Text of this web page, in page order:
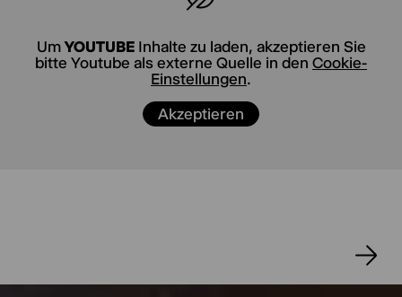
Jelineks jüngstes Werk Asche ist ein zutiefst
geliebten Weggefährten, über Trauer und
Untröstlichkeit, über das Empfinden, der Welt
abhanden zu kommen, wenn der eine Mensch
nicht mehr da ist, »verzogen ins Nichts«. Und
was passiert, wenn uns obendrein die Welt,
unser Planet abhandenkommt? Das hatte doch
runtergetreten. Eine Parallelerde, auf die man
UmYOUTUBEInhalte zu laden, akzeptieren Sie
bitte Youtube als externe Quelle in den Cookie-
Einstellungen.
Akzeptieren